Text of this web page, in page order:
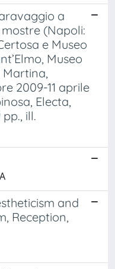
a
(Napoli:
e Museo
Museo
Martina,
2009-11 aprile
Electa,
ill.
and
Reception,